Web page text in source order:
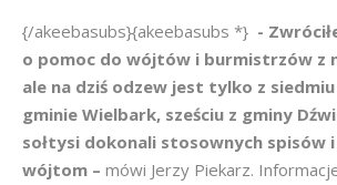
{/akeebasubs}{akeebasubs *} -
o pomoc do wójtów i burmistrzów z
ale na dziś odzew jest tylko z
gminie Wielbark, sześciu z gminy
sołtysi dokonali stosownych spisów
wójtom – mówi Jerzy Piekarz.